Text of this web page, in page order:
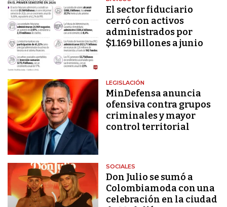
El sector fiduciario
cerró con activos
administrados por
$1.169 billones a junio
LEGISLACIÓN
MinDefensa anuncia
ofensiva contra grupos
criminales y mayor
control territorial
SOCIALES
Don Julio se sumó a
Colombiamoda con una
celebración en la ciudad